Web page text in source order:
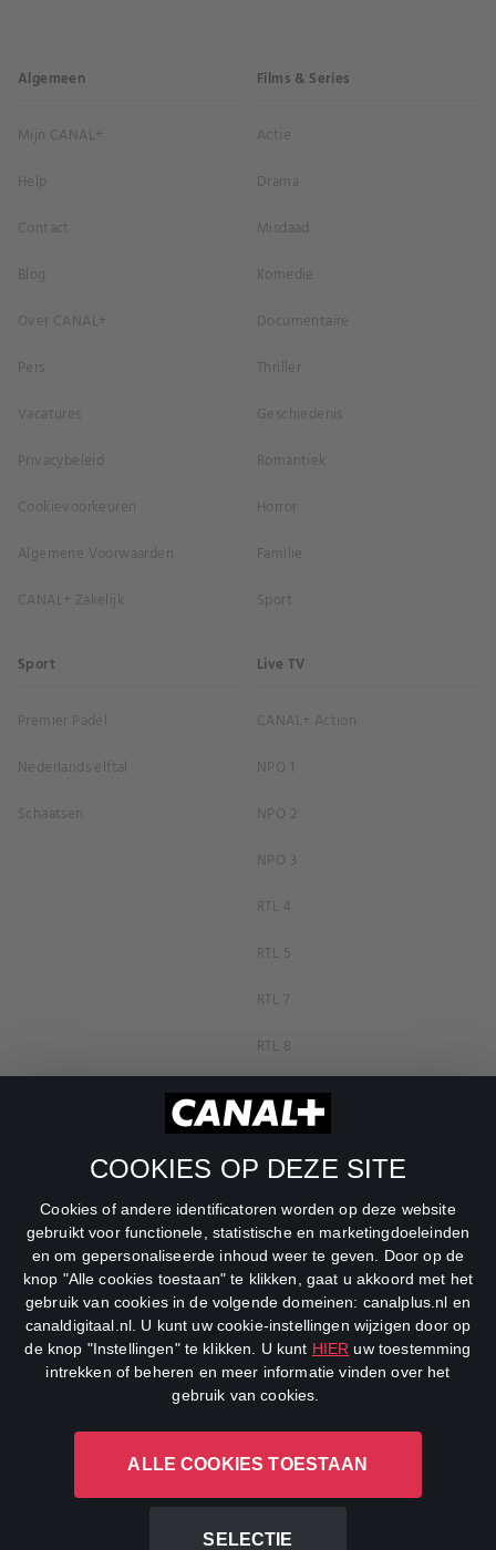
COOKIES OP DEZE SITE
Cookies of andere identificatoren worden op deze website
gebruikt voor functionele, statistische en marketingdoeleinden
en om gepersonaliseerde inhoud weer te geven. Door op de
knop "Alle cookies toestaan" te klikken, gaat u akkoord met het
gebruik van cookies in de volgende domeinen: canalplus.nl en
canaldigitaal.nl. U kunt uw cookie-instellingen wijzigen door op
de knop "Instellingen" te klikken. U kunt HIER uw toestemming
intrekken of beheren en meer informatie vinden over het
gebruik van cookies.
ALLE COOKIES TOESTAAN
SELECTIE
Algemeen
Mijn CANAL+
Help
Contact
Blog
Over CANAL+
Pers
Vacatures
Privacybeleid
Cookievoorkeuren
Algemene Voorwaarden
CANAL+ Zakelijk
Films & Series
Actie
Drama
Misdaad
Komedie
Documentaire
Thriller
Geschiedenis
Romantiek
Horror
Familie
Sport
Sport
Premier Padel
Nederlands elftal
Schaatsen
Live TV
CANAL+ Action
NPO 1
NPO 2
NPO 3
RTL 4
RTL 5
RTL 7
RTL 8
RTL Z
SBS6
Veronica
DreamWorks Channel
CANAL+ Luxembourg S. à r.l., Rue Albert Borschette 4, L-1246